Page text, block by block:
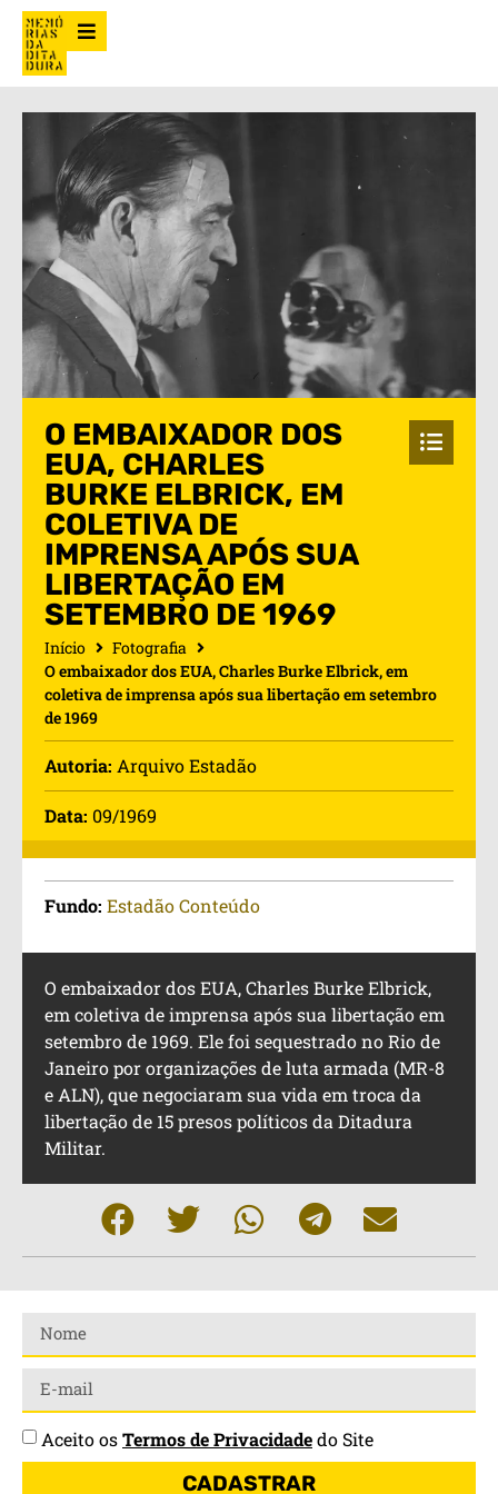
O EMBAIXADOR DOS
EUA, CHARLES
BURKE ELBRICK, EM
COLETIVA DE
IMPRENSA APÓS SUA
LIBERTAÇÃO EM
SETEMBRO DE 1969
Início
Fotografia
O embaixador dos EUA, Charles Burke Elbrick, em
coletiva de imprensa após sua libertação em setembro
de 1969
Autoria: Arquivo Estadão
Data: 09/1969
Fundo: Estadão Conteúdo
O embaixador dos EUA, Charles Burke Elbrick,
em coletiva de imprensa após sua libertação em
setembro de 1969. Ele foi sequestrado no Rio de
Janeiro por organizações de luta armada (MR-8
e ALN), que negociaram sua vida em troca da
libertação de 15 presos políticos da Ditadura
Militar.
Aceito osTermos de Privacidadedo Site
CADASTRAR